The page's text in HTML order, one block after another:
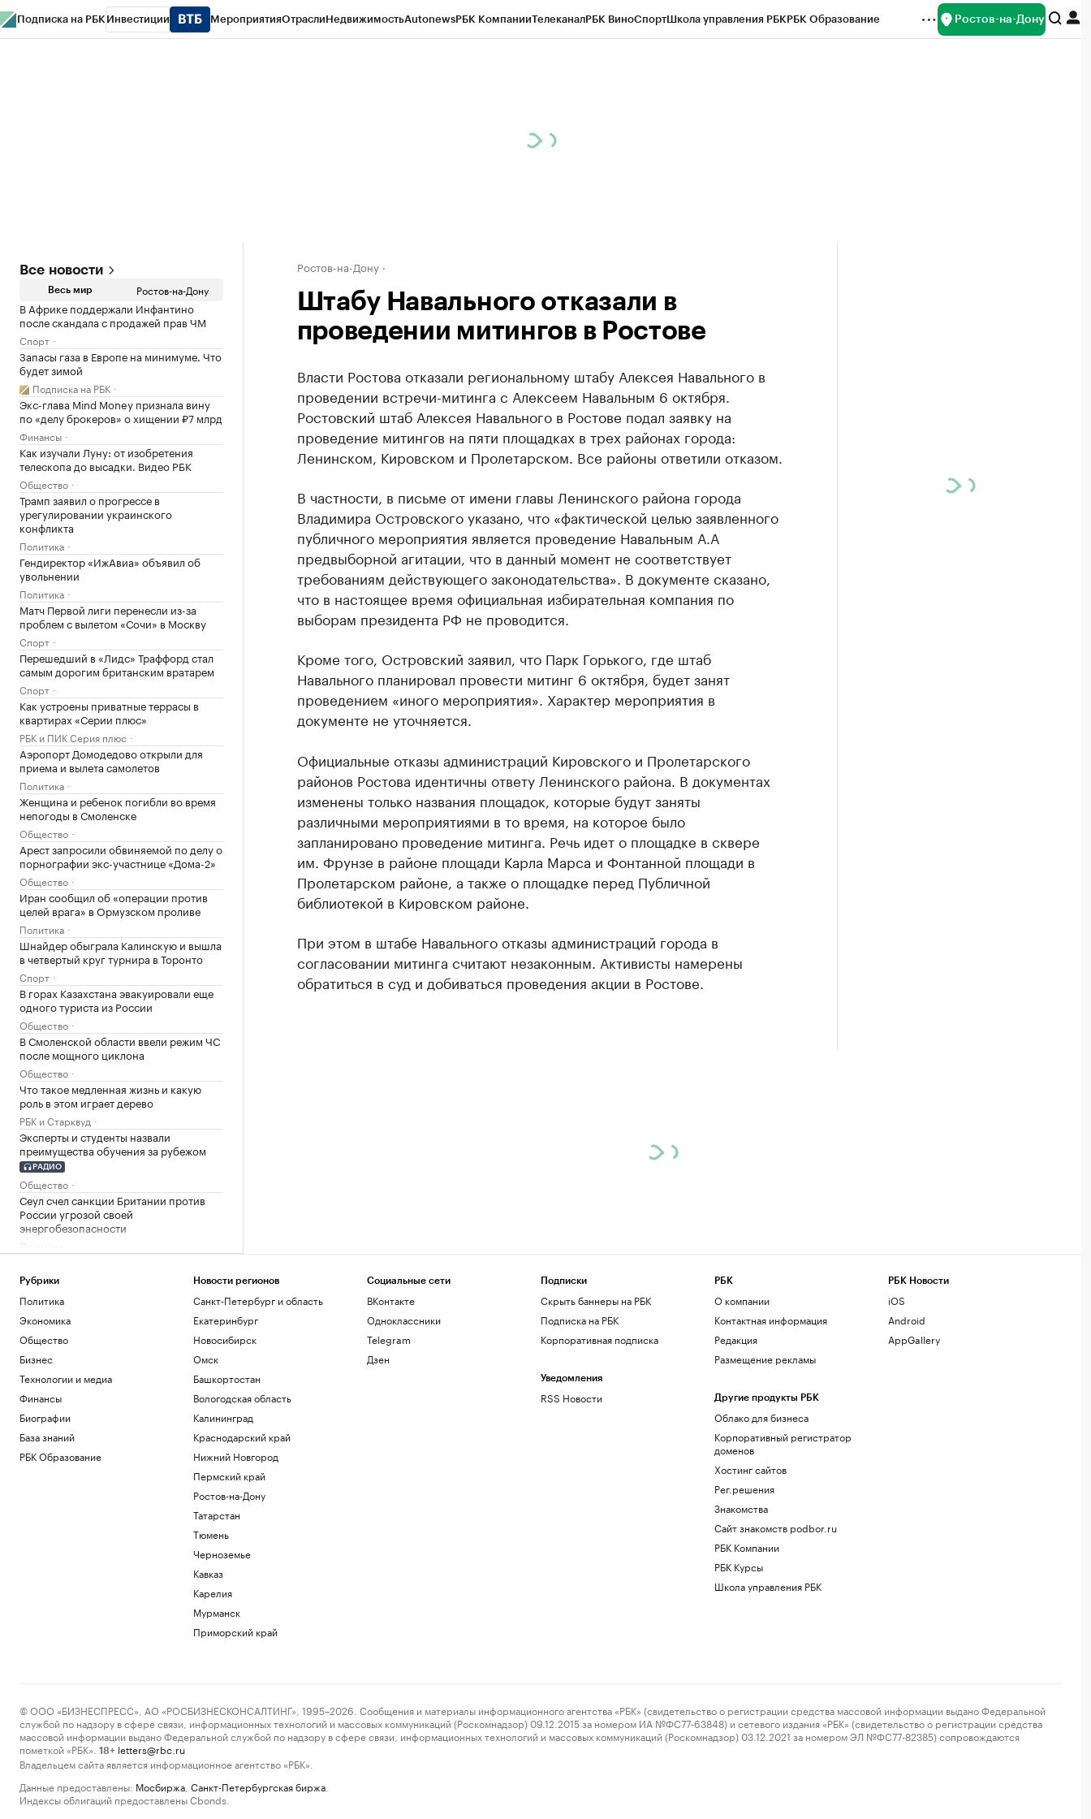
Подписка на РБК Инвестиции МероприятияОтраслиНедвижимостьAutonewsРБК КомпанииТелеканалРБК ВиноСпортШкола управления РБКРБК Образование Ростов-на-Дону
Все новости
Весь мир Ростов-на-Дону
В Африке поддержали Инфантино
после скандала с продажей прав ЧМ
Спорт
Запасы газа в Европе на минимуме. Что
будет зимой
Подписка на РБК
Экс-глава Mind Money признала вину
по «делу брокеров» о хищении ₽7 млрд
Финансы
Как изучали Луну: от изобретения
телескопа до высадки. Видео РБК
Общество
Трамп заявил о прогрессе в
урегулировании украинского
конфликта
Политика
Гендиректор «ИжАвиа» объявил об
увольнении
Политика
Матч Первой лиги перенесли из-за
проблем с вылетом «Сочи» в Москву
Спорт
Перешедший в «Лидс» Траффорд стал
самым дорогим британским вратарем
Спорт
Как устроены приватные террасы в
квартирах «Серии плюс»
РБК и ПИК Серия плюс
Аэропорт Домодедово открыли для
приема и вылета самолетов
Политика
Женщина и ребенок погибли во время
непогоды в Смоленске
Общество
Арест запросили обвиняемой по делу о
порнографии экс-участнице «Дома-2»
Общество
Иран сообщил об «операции против
целей врага» в Ормузском проливе
Политика
Шнайдер обыграла Калинскую и вышла
в четвертый круг турнира в Торонто
Спорт
В горах Казахстана эвакуировали еще
одного туриста из России
Общество
В Смоленской области ввели режим ЧС
после мощного циклона
Общество
Что такое медленная жизнь и какую
роль в этом играет дерево
РБК и Старквуд
Эксперты и студенты назвали
преимущества обучения за рубежом
РАДИО
Общество
Сеул счел санкции Британии против
России угрозой своей
энергобезопасности
Политика
художник Николай Марков
Ростов-на-Дону
Штабу Навального отказали в
проведении митингов в Ростове
Власти Ростова отказали региональному штабу Алексея Навального в
проведении встречи-митинга с Алексеем Навальным 6 октября.
Ростовский штаб Алексея Навального в Ростове подал заявку на
проведение митингов на пяти площадках в трех районах города:
Ленинском, Кировском и Пролетарском. Все районы ответили отказом.
В частности, в письме от имени главы Ленинского района города
Владимира Островского указано, что «фактической целью заявленного
публичного мероприятия является проведение Навальным А.А
предвыборной агитации, что в данный момент не соответствует
требованиям действующего законодательства». В документе сказано,
что в настоящее время официальная избирательная компания по
выборам президента РФ не проводится.
Кроме того, Островский заявил, что Парк Горького, где штаб
Навального планировал провести митинг 6 октября, будет занят
проведением «иного мероприятия». Характер мероприятия в
документе не уточняется.
Официальные отказы администраций Кировского и Пролетарского
районов Ростова идентичны ответу Ленинского района. В документах
изменены только названия площадок, которые будут заняты
различными мероприятиями в то время, на которое было
запланировано проведение митинга. Речь идет о площадке в сквере
им. Фрунзе в районе площади Карла Марса и Фонтанной площади в
Пролетарском районе, а также о площадке перед Публичной
библиотекой в Кировском районе.
При этом в штабе Навального отказы администраций города в
согласовании митинга считают незаконным. Активисты намерены
обратиться в суд и добиваться проведения акции в Ростове.
Рубрики
Политика
Экономика
Общество
Бизнес
Технологии и медиа
Финансы
Биографии
База знаний
РБК Образование
Новости регионов
Санкт-Петербург и область
Екатеринбург
Новосибирск
Омск
Башкортостан
Вологодская область
Калининград
Краснодарский край
Нижний Новгород
Пермский край
Ростов-на-Дону
Татарстан
Тюмень
Черноземье
Кавказ
Карелия
Мурманск
Приморский край
Социальные сети
ВКонтакте
Одноклассники
Telegram
Дзен
Подписки
Скрыть баннеры на РБК
Подписка на РБК
Корпоративная подписка
Уведомления
RSS Новости
РБК
О компании
Контактная информация
Редакция
Размещение рекламы
Другие продукты РБК
Облако для бизнеса
Корпоративный регистратор
доменов
Хостинг сайтов
Рег.решения
Знакомства
Сайт знакомств podbor.ru
РБК Компании
РБК Курсы
Школа управления РБК
РБК Новости
iOS
Android
AppGallery
© ООО «БИЗНЕСПРЕСС», АО «РОСБИЗНЕСКОНСАЛТИНГ», 1995–2026. Сообщения и материалы информационного агентства «РБК» (свидетельство о регистрации средства массовой информации выдано Федеральной
службой по надзору в сфере связи, информационных технологий и массовых коммуникаций (Роскомнадзор) 09.12.2015 за номером ИА №ФС77-63848) и сетевого издания «РБК» (свидетельство о регистрации средства
массовой информации выдано Федеральной службой по надзору в сфере связи, информационных технологий и массовых коммуникаций (Роскомнадзор) 03.12.2021 за номером ЭЛ №ФС77-82385) сопровождаются
пометкой «РБК».
18+ letters@rbc.ru
Владельцем сайта является информационное агентство «РБК».
Данные предоставлены: Мосбиржа Санкт-Петербургская биржа
Индексы облигаций предоставлены Cbonds.